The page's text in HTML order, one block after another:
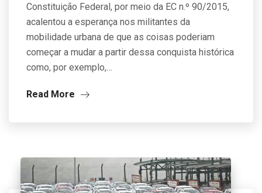
Constituição Federal, por meio da EC n.º 90/2015,
acalentou a esperança nos militantes da
mobilidade urbana de que as coisas poderiam
começar a mudar a partir dessa conquista histórica
como, por exemplo,…
Read More